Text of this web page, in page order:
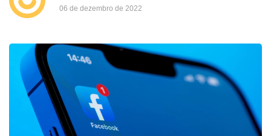
06 de dezembro de 2022